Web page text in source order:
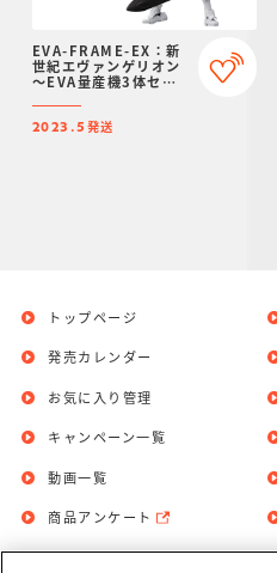
EVA-FRAME-EX：新
世紀エヴァンゲリオン
～EVA量産機3体セッ
イ＆エヴァンゲリオン
ストア限定】
2023.5 発送
トップページ
発売カレンダー
お気に入り管理
キャンペーン一覧
動画一覧
商品アンケート